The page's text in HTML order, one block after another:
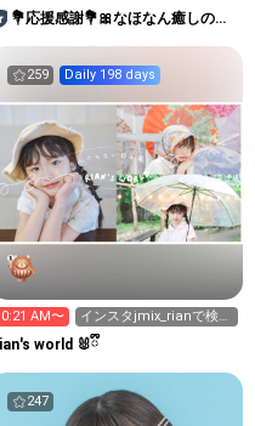
💐応援感謝💐🎀なほなん癒しのお
259 Daily 198 days
AM〜
インスタjmix_rianで検索
🔎フォローして🩷
world 🐰ྀི
247